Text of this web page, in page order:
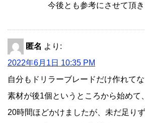
今後とも参考にさせて頂
匿名 より:
2022年6月1日 10:35 PM
自分もドリラーブレードだけ作れてな
素材が後1個というところから始めて、
20時間ほどかけましたが、未だ足りず